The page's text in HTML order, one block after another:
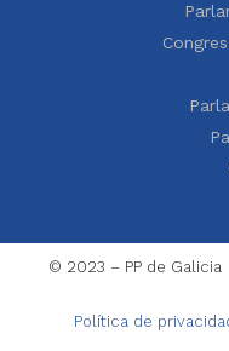
© 2023 – PP de Galicia
Política de